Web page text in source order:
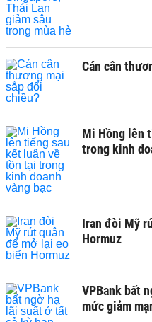
Cán cân
Mi Hồng lên
trong kinh
Iran đòi Mỹ
Hormuz
VPBank bất
mức giảm